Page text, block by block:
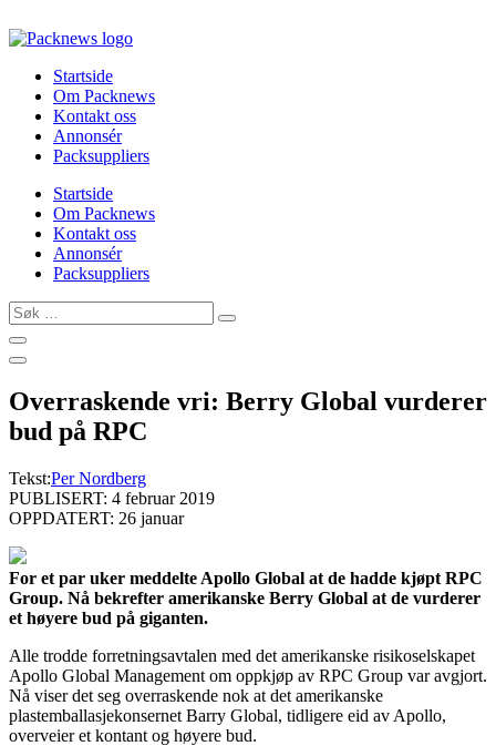
to
Startside
Om Packnews
Kontakt oss
Annonsér
Packsuppliers
Startside
Om Packnews
Kontakt oss
Annonsér
Packsuppliers
Søk
…
Overraskende vri: Berry Global vurderer
bud på RPC
Tekst:Per Nordberg
PUBLISERT: 4 februar 2019
OPPDATERT: 26 januar
For et par uker meddelte Apollo Global at de hadde kjøpt RPC
Group. Nå bekrefter amerikanske Berry Global at de vurderer
et høyere bud på giganten.
Alle trodde forretningsavtalen med det amerikanske risikoselskapet
Apollo Global Management om oppkjøp av RPC Group var avgjort.
Nå viser det seg overraskende nok at det amerikanske
plastemballasjekonsernet Barry Global, tidligere eid av Apollo,
overveier et kontant og høyere bud.